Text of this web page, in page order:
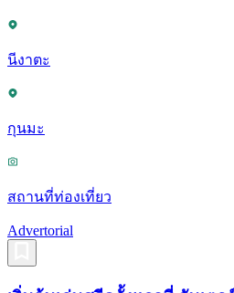
นีงาตะ
กุนมะ
สถานที่ท่องเที่ยว
Advertorial